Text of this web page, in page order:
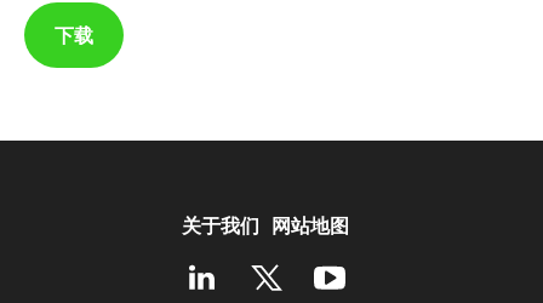
下载
关于我们 网站地图